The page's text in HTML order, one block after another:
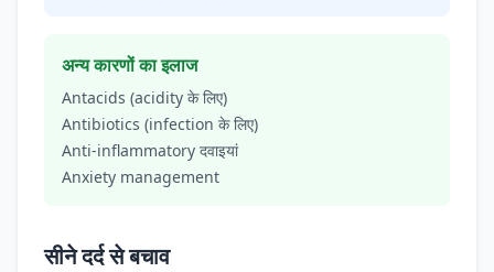
अन्य कारणों का इलाज
Antacids (acidity के लिए)
Antibiotics (infection के लिए)
Anti-inflammatory दवाइयां
Anxiety management
सीने दर्द से बचाव